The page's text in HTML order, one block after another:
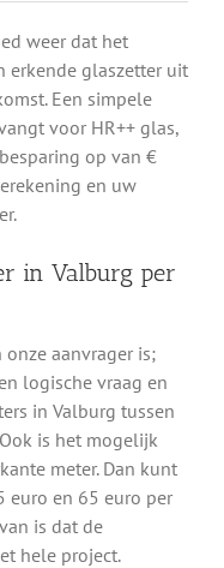
weer dat het
erkende glaszetter uit
Een simpele
voor HR++ glas,
op van €
en uw
in Valburg per
aanvrager is;
logische vraag en
in Valburg tussen
is het mogelijk
meter. Dan kunt
euro en 65 euro per
is dat de
hele project.